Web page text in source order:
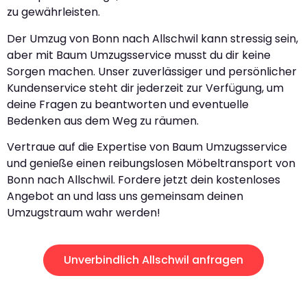
zu gewährleisten.
Der Umzug von Bonn nach Allschwil kann stressig sein,
aber mit Baum Umzugsservice musst du dir keine
Sorgen machen. Unser zuverlässiger und persönlicher
Kundenservice steht dir jederzeit zur Verfügung, um
deine Fragen zu beantworten und eventuelle
Bedenken aus dem Weg zu räumen.
Vertraue auf die Expertise von Baum Umzugsservice
und genieße einen reibungslosen Möbeltransport von
Bonn nach Allschwil. Fordere jetzt dein kostenloses
Angebot an und lass uns gemeinsam deinen
Umzugstraum wahr werden!
Unverbindlich Allschwil anfragen